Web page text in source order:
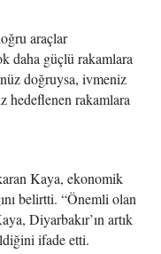
araçlar
daha güçlü rakamlara
doğruysa, ivmeniz
hedeflenen rakamlara
Kaya, ekonomik
belirtti. “Önemli olan
Diyarbakır’ın artık
ifade etti.